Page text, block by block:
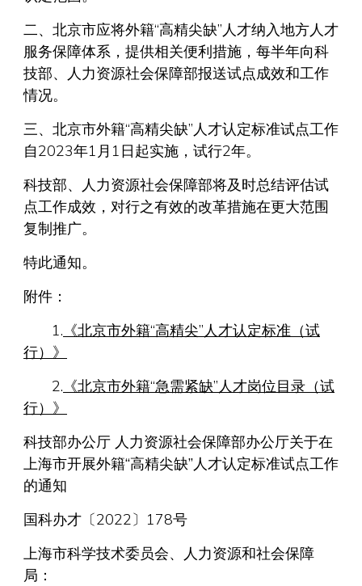
二、北京市应将外籍“高精尖缺”人才纳入地方人才
服务保障体系，提供相关便利措施，每半年向科
技部、人力资源社会保障部报送试点成效和工作
情况。
三、北京市外籍“高精尖缺”人才认定标准试点工作
自2023年1月1日起实施，试行2年。
科技部、人力资源社会保障部将及时总结评估试
点工作成效，对行之有效的改革措施在更大范围
复制推广。
特此通知。
附件：
1. 《北京市外籍“高精尖”人才认定标准（试
行）》
2. 《北京市外籍“急需紧缺”人才岗位目录（试
行）》
科技部办公厅 人力资源社会保障部办公厅关于在
上海市开展外籍“高精尖缺”人才认定标准试点工作
的通知
国科办才〔2022〕178号
上海市科学技术委员会、人力资源和社会保障
局：